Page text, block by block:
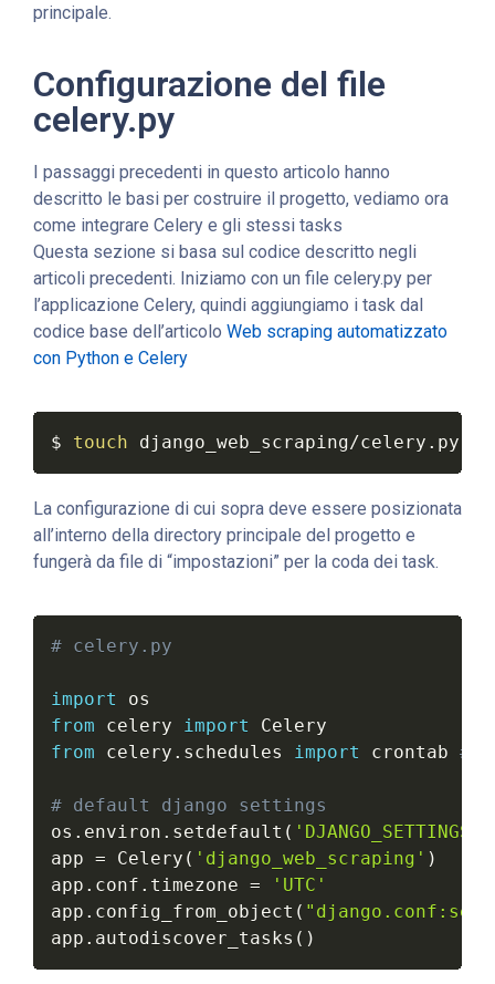
principale.
Configurazione del file
celery.py
I passaggi precedenti in questo articolo hanno
descritto le basi per costruire il progetto, vediamo ora
come integrare Celery e gli stessi tasks
Questa sezione si basa sul codice descritto negli
articoli precedenti. Iniziamo con un file celery.py per
l’applicazione Celery, quindi aggiungiamo i task dal
codice base dell’articolo Web scraping automatizzato
con Python e Celery
$ touch django_web_scraping/celery.py
La configurazione di cui sopra deve essere posizionata
all’interno della directory principale del progetto e
fungerà da file di “impostazioni” per la coda dei task.
# celery.py
import
from celery import
from celery . schedules import crontab #
# default django settings
os . environ . setdefault (
app = Celery ( 'django_web_scraping' )
app . conf . timezone =
'UTC'
app . config_from_object (
app . autodiscover_tasks ( )